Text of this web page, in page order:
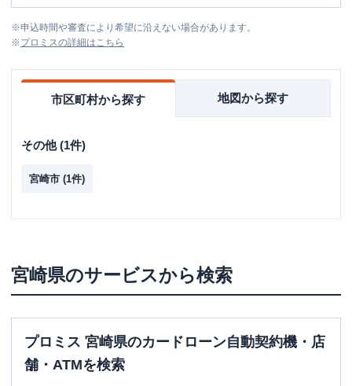
※申込時間や審査により希望に沿えない場合があります。
※プロミスの詳細はこちら
市区町村から探す 地図から探す
その他(1件)
宮崎市 (1件)
宮崎県のサービスから検索
プロミス 宮崎県のカードローン自動契約機・店
舗・ATMを検索